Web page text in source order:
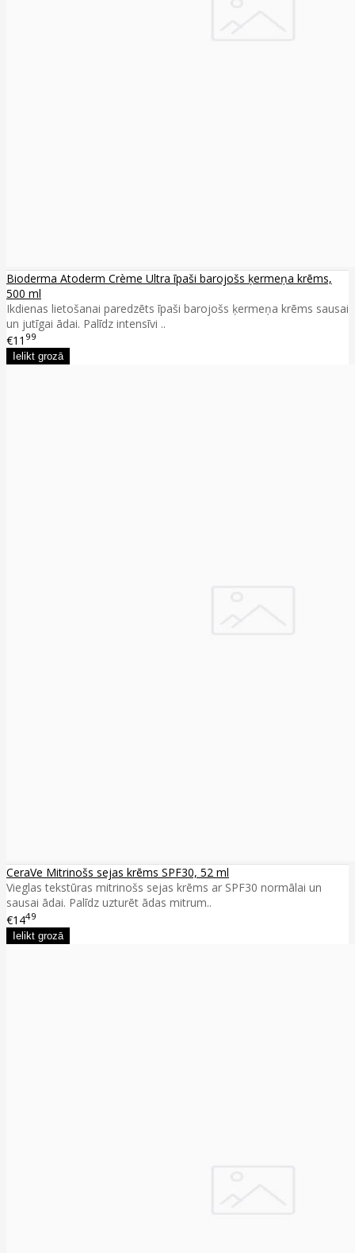
Bioderma Atoderm Crème Ultra īpaši barojošs ķermeņa krēms,
500 ml
Ikdienas lietošanai paredzēts īpaši barojošs ķermeņa krēms sausai
un jutīgai ādai. Palīdz intensīvi ..
€11 99
CeraVe Mitrinošs sejas krēms SPF30, 52 ml
Vieglas tekstūras mitrinošs sejas krēms ar SPF30 normālai un
sausai ādai. Palīdz uzturēt ādas mitrum..
€1449